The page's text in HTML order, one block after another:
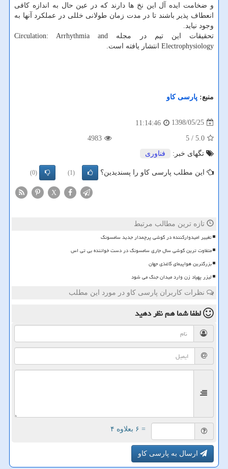
و ضخامت ایده آل این نخ ها دارند كه در عین حال به اندازه كافی
انعطاف پذیر باشند تا در مدت زمان طولانی خللی در عملكرد آنها به
وجود نیاید.
تحقیقات این تیم در مجله Circulation: Arrhythmia and
Electrophysiology انتشار یافته است.
منبع: پارسی كاو
1398/05/25
11:14:46
5.0
/ 5
4983
تگهای خبر:
فناوری
این مطلب پارسی کاو را پسندیدین؟ (1)
(0)
X
تازه ترین مطالب مرتبط
تغییر امیدوارکننده در گوشی پرچمدار جدید سامسونگ
متفاوت ترین گوشی سال جاری سامسونگ در دست خواننده بی تی اس
بزرگترین هواپیمای کاغذی جهان
لیزر پهپاد زن وارد میدان جنگ می شود
نظرات کاربران پارسی کاو در مورد این مطلب
لطفا شما همنظر دهید
= ۶ بعلاوه ۴
ارسال به پارسی کاو